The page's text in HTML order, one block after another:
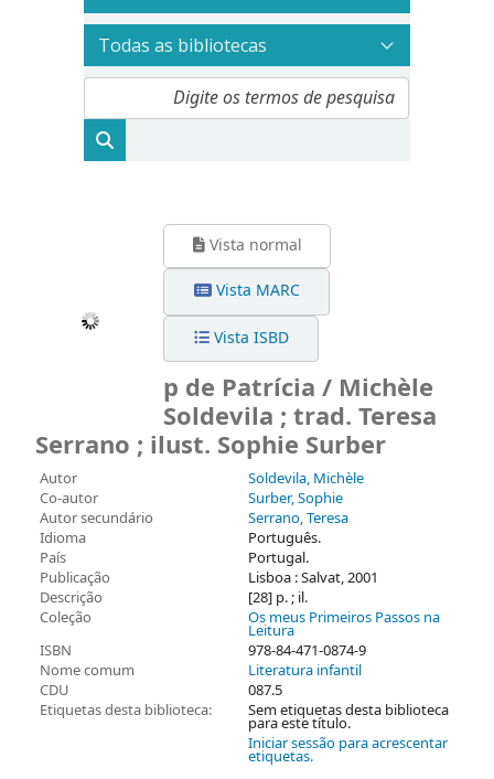
Vista normal
Vista MARC
Vista ISBD
p de Patrícia / Michèle
Soldevila ; trad. Teresa
Serrano ; ilust. Sophie Surber
Autor
Soldevila, Michèle
Co-autor
Surber, Sophie
Autor secundário
Serrano, Teresa
Idioma
Português.
País
Portugal.
Publicação
Lisboa : Salvat, 2001
Descrição
[28] p. ; il.
Coleção
Os meus Primeiros Passos na
Leitura
ISBN
978-84-471-0874-9
Nome comum
Literatura infantil
CDU
087.5
Etiquetas desta biblioteca:
Sem etiquetas desta biblioteca
para este título.
Iniciar sessão para acrescentar
etiquetas.